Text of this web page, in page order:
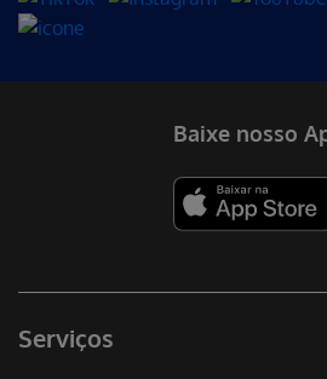
Após esta confirmação, não será
para acompanhar o processo pelo
Serviços
Baixe nosso